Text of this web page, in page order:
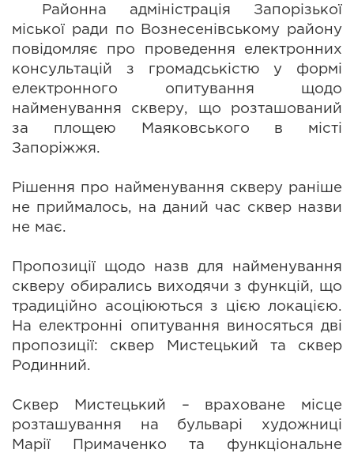
Районна адміністрація Запорізької
міської ради по Вознесенівському району
повідомляє про проведення електронних
консультацій з громадськістю у формі
електронного опитування щодо
найменування скверу, що розташований
за площею Маяковського в місті
Запоріжжя.
Рішення про найменування скверу раніше
не приймалось, на даний час сквер назви
не має.
Пропозиції щодо назв для найменування
скверу обирались виходячи з функцій, що
традиційно асоціюються з цією локацією.
На електронні опитування виносяться дві
пропозиції: сквер Мистецький та сквер
Родинний.
Сквер Мистецький – враховане місце
розташування на бульварі художниці
Марії Примаченко та функціональне